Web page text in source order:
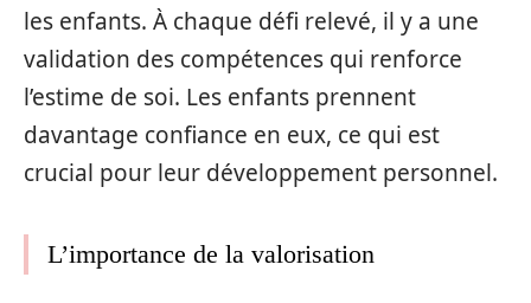
les enfants. À chaque défi relevé, il y a une
validation des compétences qui renforce
l’estime de soi. Les enfants prennent
davantage confiance en eux, ce qui est
crucial pour leur développement personnel.
L’importance de la valorisation